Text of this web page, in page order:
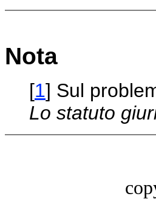
Nota
[1] Sul
Lo statuto